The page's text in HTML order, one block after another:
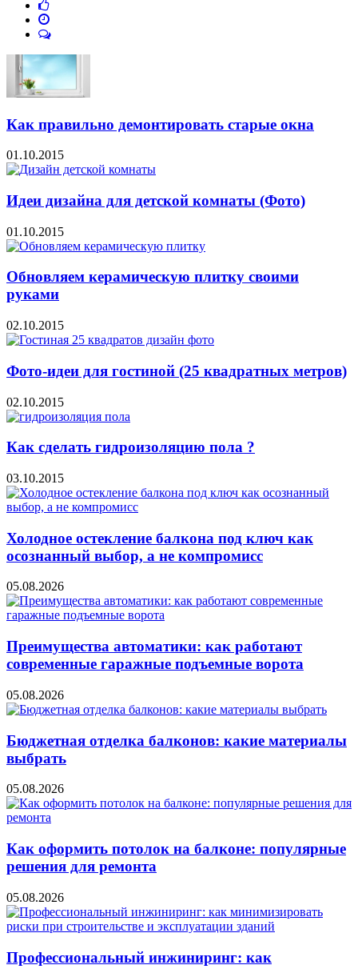
Как правильно демонтировать старые окна
01.10.2015
Идеи дизайна для детской комнаты (Фото)
01.10.2015
Обновляем керамическую плитку своими
руками
02.10.2015
Фото-идеи для гостиной (25 квадратных метров)
02.10.2015
Как сделать гидроизоляцию пола ?
03.10.2015
Холодное остекление балкона под ключ как
осознанный выбор, а не компромисс
05.08.2026
Преимущества автоматики: как работают
современные гаражные подъемные ворота
05.08.2026
Бюджетная отделка балконов: какие материалы
выбрать
05.08.2026
Как оформить потолок на балконе: популярные
решения для ремонта
05.08.2026
Профессиональный инжиниринг: как